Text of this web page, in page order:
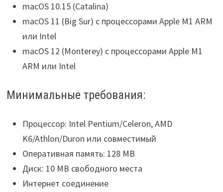
macOS 10.15 (Catalina)
macOS 11 (Big Sur) с процессорами Apple M1 ARM
или Intel
macOS 12 (Monterey) с процессорами Apple M1
ARM или Intel
Минимальные требования:
Процессор: Intel Pentium/Celeron, AMD
K6/Athlon/Duron или совместимый
Оперативная память: 128 MB
Диск: 10 MB свободного места
Интернет соединение